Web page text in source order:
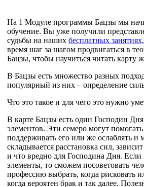
На 1 Модуле программы Бацзы мы
обучение. Вы уже получили
судьбы на наших бесплатных занятиях
время шаг за шагом продвигаться в
Бацзы, чтобы научиться читать карту
В Бацзы есть множество разных
популярный из них – определение
Что это такое и для чего это нужно
В карте Бацзы есть один Господин
элементов. Эти семеро могут
поддерживать его или же ослаблять и
складывается расстановка сил,
и что вредно для Господина Дня.
элементы, то сможем посоветовать
профессию выбрать, когда рисковать
когда вероятен брак и так далее.